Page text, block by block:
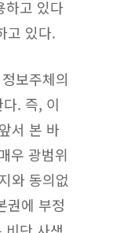
하고 있다
고 있다.
보주체의
. 즉, 이
서 본 바
우 광범위
와 동의없
권에 부정